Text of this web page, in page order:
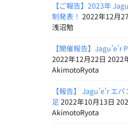
【ご報告】2023年
制発表！ 2022年12月
浅沼勉
【開催報告】Jagu’e’r
2022年12月22日 2022
AkimotoRyota
【報告】 Jagu’e’r エ
足 2022年10月13日
AkimotoRyota